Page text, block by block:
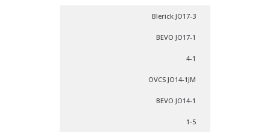
Blerick JO17-3
BEVO JO17-1
4-1
OVCS JO14-1JM
BEVO JO14-1
1-5